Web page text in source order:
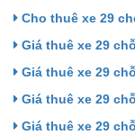
Cho thuê xe 29
Giá thuê xe 29
Giá thuê xe 29
Giá thuê xe 29
Giá thuê xe 29